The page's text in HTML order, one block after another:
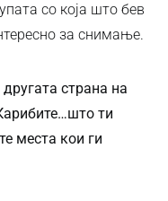
со која што бев
за снимање.
страна на
ти
места кои ги